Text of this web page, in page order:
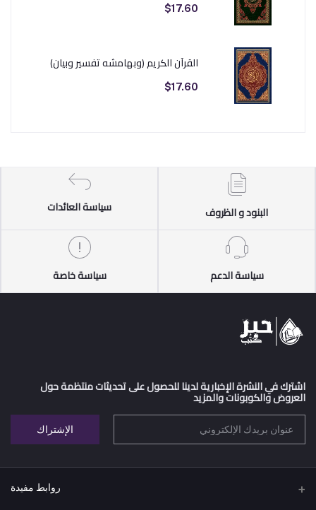
$17.60
القرآن الكريم (وبهامشه تفسير وبيان)
$17.60
البنود و الظروف سياسة العائدات
سياسة الدعم سياسة خاصة
اشترك في النشرة الإخبارية لدينا للحصول على تحديثات منتظمة حول
العروض والكوبونات والمزيد
الإشتراك
روابط مفيدة